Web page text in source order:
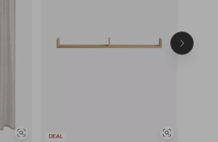
Vis
DEAL
Vis
Neste